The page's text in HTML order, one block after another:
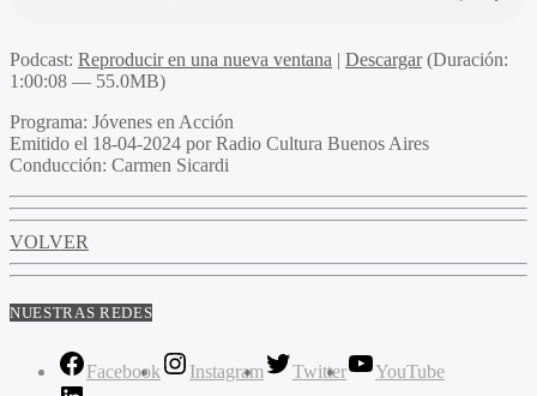
Podcast: Reproducir en una nueva ventana | Descargar(Duración:
1:00:08 — 55.0MB)
Programa: Jóvenes en Acción
Emitido el 18-04-2024 por Radio Cultura Buenos Aires
Conducción: Carmen Sicardi
VOLVER
NUESTRAS REDES
Facebook Instagram Twitter
YouTube